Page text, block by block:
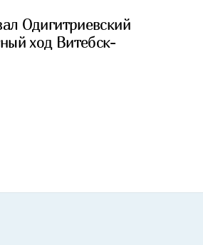
Одигитриевский
ход Витебск-